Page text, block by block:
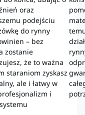
oraz
podejściu
do rynny
– bez
zostanie
że to ważna
staraniom zyskasz
ale i łatwy w
i